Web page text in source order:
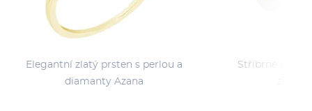
Elegantní zlatý prsten s perlou a
diamanty Azana
Stříbrné